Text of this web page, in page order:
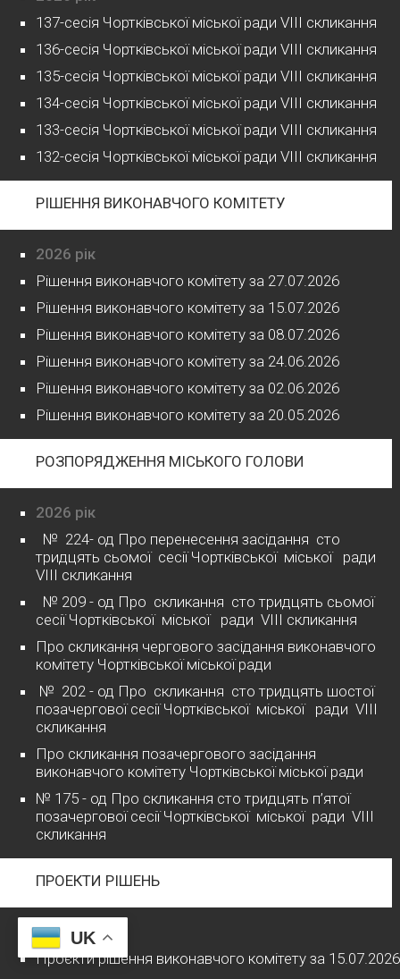
137-сесія Чортківської міської ради VIII скликання
136-сесія Чортківської міської ради VIII скликання
135-сесія Чортківської міської ради VIII скликання
134-сесія Чортківської міської ради VIII скликання
133-сесія Чортківської міської ради VIII скликання
132-сесія Чортківської міської ради VIII скликання
РІШЕННЯ ВИКОНАВЧОГО КОМІТЕТУ
2026 рік
Рішення виконавчого комітету за 27.07.2026
Рішення виконавчого комітету за 15.07.2026
Рішення виконавчого комітету за 08.07.2026
Рішення виконавчого комітету за 24.06.2026
Рішення виконавчого комітету за 02.06.2026
Рішення виконавчого комітету за 20.05.2026
РОЗПОРЯДЖЕННЯ МІСЬКОГО ГОЛОВИ
2026 рік
№ 224- од Про перенесення засідання сто
тридцять сьомої сесії Чортківської міської ради
VІІІ скликання
№ 209 - од Про скликання сто тридцять сьомої
сесії Чортківської міської ради VІІІ скликання
Про скликання чергового засідання виконавчого
комітету Чортківської міської ради
№ 202 - од Про скликання сто тридцять шостої
позачергової сесії Чортківської міської ради VІІІ
скликання
Про скликання позачергового засідання
виконавчого комітету Чортківської міської ради
№ 175 - од Про скликання сто тридцять п’ятої
позачергової сесії Чортківської міської ради VІІІ
скликання
ПРОЕКТИ РІШЕНЬ
2026 рік
Проєкти рішення виконавчого комітету за 15.07.2026
UK